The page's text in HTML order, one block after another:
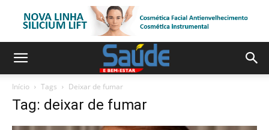
Início Tags Deixar de fumar
Tag: deixar de fumar